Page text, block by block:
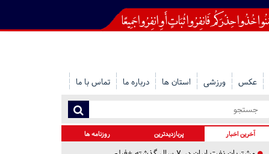
عکس ورزشی استان ها درباره ما تماس با ما
آخرین اخبار پربازدیدترین روزنامه ها